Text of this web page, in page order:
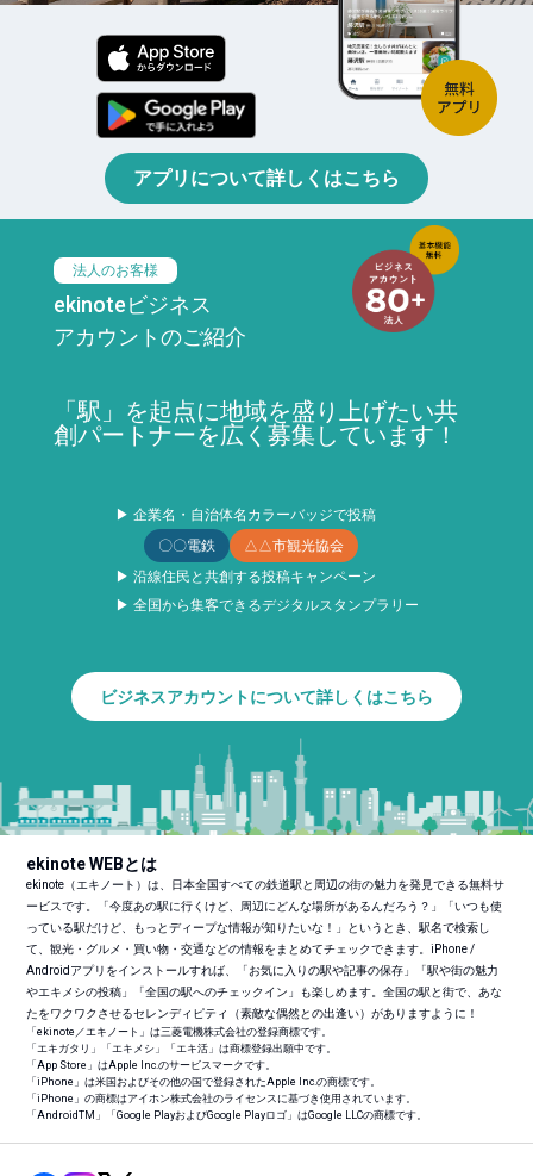
アプリについて詳しくはこちら
法人のお客様
ekinoteビジネス
アカウントのご紹介
「駅」を起点に地域を盛り上げたい共
創パートナーを広く募集しています！
▶ 企業名・自治体名カラーバッジで投稿
〇〇電鉄
△△市観光協会
▶ 沿線住民と共創する投稿キャンペーン
▶ 全国から集客できるデジタルスタンプラリー
ビジネスアカウントについて詳しくはこちら
ekinote WEBとは
ekinote（エキノート）は、日本全国すべての鉄道駅と周辺の街の魅力を発見できる無料サ
ービスです。「今度あの駅に行くけど、周辺にどんな場所があるんだろう？」「いつも使
っている駅だけど、もっとディープな情報が知りたいな！」というとき、駅名で検索し
て、観光・グルメ・買い物・交通などの情報をまとめてチェックできます。iPhone /
Androidアプリをインストールすれば、「お気に入りの駅や記事の保存」「駅や街の魅力
やエキメシの投稿」「全国の駅へのチェックイン」も楽しめます。全国の駅と街で、あな
たをワクワクさせるセレンディピティ（素敵な偶然との出逢い）がありますように！
「ekinote／エキノート」は三菱電機株式会社の登録商標です。
「エキガタリ」「エキメシ」「エキ活」は商標登録出願中です。
「App Store」はApple Inc.のサービスマークです。
「iPhone」は米国およびその他の国で登録されたApple Inc.の商標です。
「iPhone」の商標はアイホン株式会社のライセンスに基づき使用されています。
「AndroidTM 」「Google PlayおよびGoogle Playロゴ」はGoogle LLCの商標です。